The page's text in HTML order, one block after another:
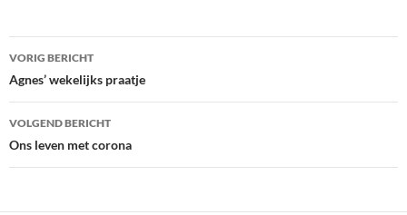
Bericht
navigatie
VORIG BERICHT
Agnes’ wekelijks praatje
VOLGEND BERICHT
Ons leven met corona